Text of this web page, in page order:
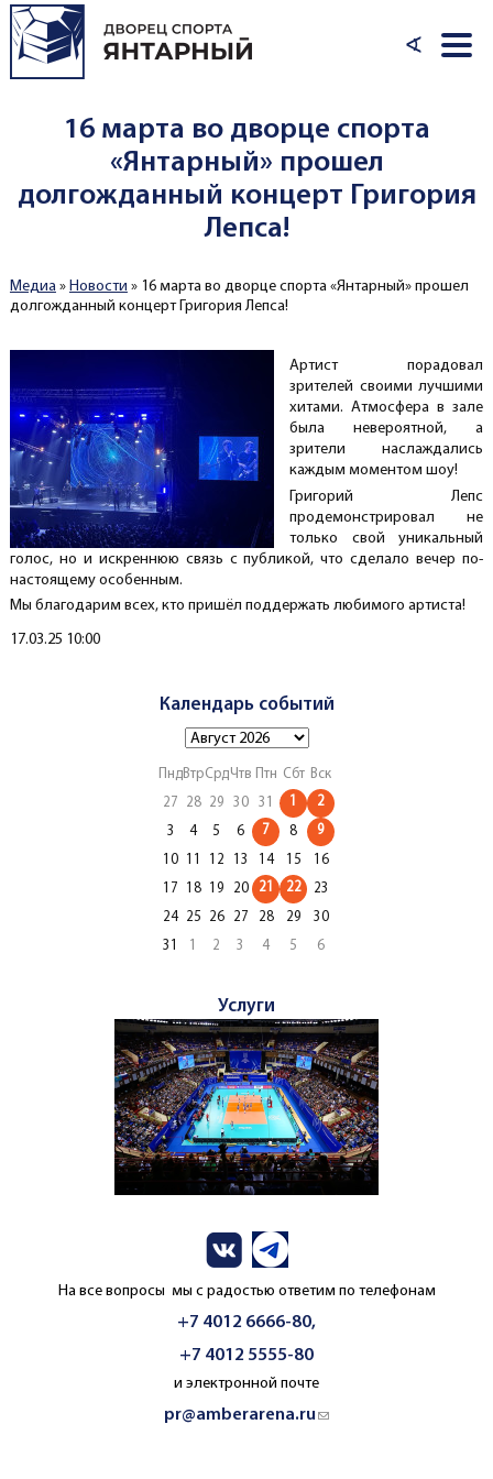
Перейти к основному содержанию
∢
16 марта во дворце спорта
«Янтарный» прошел
долгожданный концерт Григория
Лепса!
Вы здесь
Медиа» Новости » 16 марта во дворце спорта «Янтарный» прошел
долгожданный концерт Григория Лепса!
Артист порадовал
зрителей своими лучшими
хитами. Атмосфера в зале
была невероятной, а
зрители наслаждались
каждым моментом шоу!
Григорий Лепс
продемонстрировал не
только свой уникальный
голос, но и искреннюю связь с публикой, что сделало вечер по-
настоящему особенным.
Мы благодарим всех, кто пришёл поддержать любимого артиста!
Создано
17.03.25 10:00
Календарь событий
ПндВтрСрдЧтв Птн Сбт Вск
27
28 29 30 31 1 2
3 4 5 6 7 8 9
10 12 13 14 15
16
17
18 19 20 21 22
23
24
25 26 27 28 29
30
31
2 3 4 5 6
Услуги
На все вопросы мы с радостью ответим по телефонам
+7 4012 6666-80,
+7 4012 5555-80
и электронной почте
pr@amberarena.ru(link sends e-mail)